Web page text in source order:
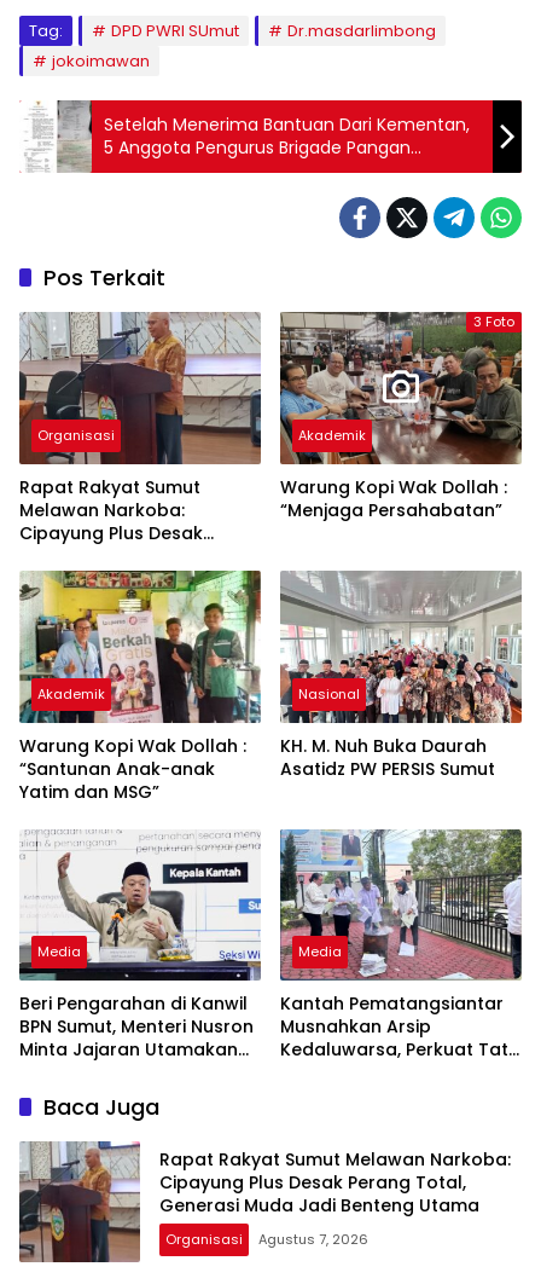
Tag: DPD PWRI SUmut
Dr.masdarlimbong
jokoimawan
Setelah Menerima Bantuan Dari Kementan,
5 Anggota Pengurus Brigade Pangan
“Rumoh Baroe” Diduga Dipecat dan SK
Penetapan Baru Dipalsukan Oleh Geuchik
Pos Terkait
Organisasi
Rapat Rakyat Sumut
Melawan Narkoba:
Cipayung Plus Desak
Muda Jadi Benteng Utama
3 Foto
Akademik
Warung Kopi Wak Dollah :
“Menjaga Persahabatan”
Akademik
Warung Kopi Wak Dollah :
“Santunan Anak-anak
Yatim dan MSG”
Nasional
KH. M. Nuh Buka Daurah
Asatidz PW PERSIS Sumut
Media
Beri Pengarahan di Kanwil
BPN Sumut, Menteri Nusron
Minta Jajaran Utamakan
Masyarakat
Media
Kantah Pematangsiantar
Musnahkan Arsip
Kedaluwarsa, Perkuat Tata
Baca Juga
Rapat Rakyat Sumut Melawan Narkoba:
Cipayung Plus Desak Perang Total,
Generasi Muda Jadi Benteng Utama
Organisasi Agustus 7, 2026